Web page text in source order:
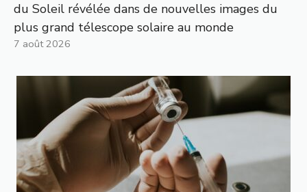
du Soleil révélée dans de nouvelles images du
plus grand télescope solaire au monde
7 août 2026